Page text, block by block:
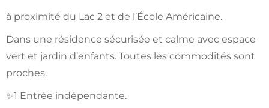
à proximité du Lac 2 et de l’École Américaine.
Dans une résidence sécurisée et calme avec espace
vert et jardin d’enfants. Toutes les commodités sont
proches.
✨1 Entrée indépendante.